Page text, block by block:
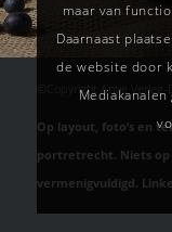
©Copyright Antje
Op layout, foto’s en
portretrecht. Niets op
vermenigvuldigd.
maar van
Daarnaast
de website door